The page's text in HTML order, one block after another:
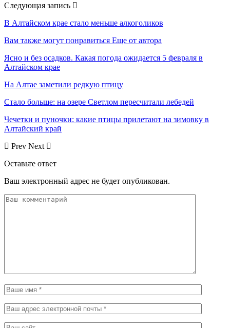
Следующая запись
В Алтайском крае стало меньше алкоголиков
Вам также могут понравиться Еще от автора
Ясно и без осадков. Какая погода ожидается 5 февраля в
Алтайском крае
На Алтае заметили редкую птицу
Стало больше: на озере Светлом пересчитали лебедей
Чечетки и пуночки: какие птицы прилетают на зимовку в
Алтайский край
Prev Next
Оставьте ответ
Ваш электронный адрес не будет опубликован.